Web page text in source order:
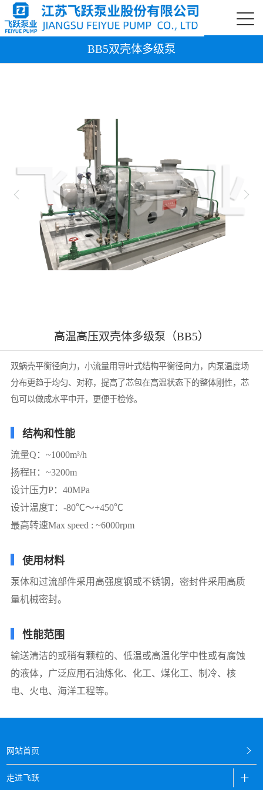
BB5双壳体多级泵
高温高压双壳体多级泵（BB5）
双蜗壳平衡径向力，小流量用导叶式结构平衡径向力，内泵温度场
分布更趋于均匀、对称，提高了芯包在高温状态下的整体刚性，芯
包可以做成水平中开，更便于检修。
结构和性能
流量Q：~1000m³/h
扬程H：~3200m
设计压力P：40MPa
设计温度T：-80℃～+450℃
最高转速Max speed : ~6000rpm
使用材料
泵体和过流部件采用高强度钢或不锈钢，密封件采用高质
量机械密封。
性能范围
输送清洁的或稍有颗粒的、低温或高温化学中性或有腐蚀
的液体，广泛应用石油炼化、化工、煤化工、制冷、核
电、火电、海洋工程等。
网站首页
走进飞跃